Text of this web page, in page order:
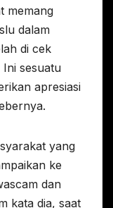
memang
dalam
di cek
sesuatu
apresiasi
yang
ke
dan
kata dia, saat